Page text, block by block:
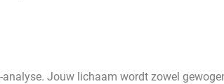
Jouw lichaam wordt zowel